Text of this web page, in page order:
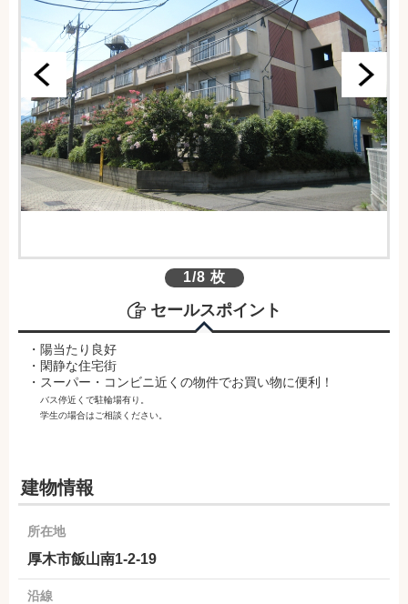
1/8 枚
セールスポイント
・陽当たり良好
・閑静な住宅街
・スーパー・コンビニ近くの物件でお買い物に便利！
バス停近くで駐輪場有り。
学生の場合はご相談ください。
建物情報
所在地
厚木市飯山南1-2-19
沿線